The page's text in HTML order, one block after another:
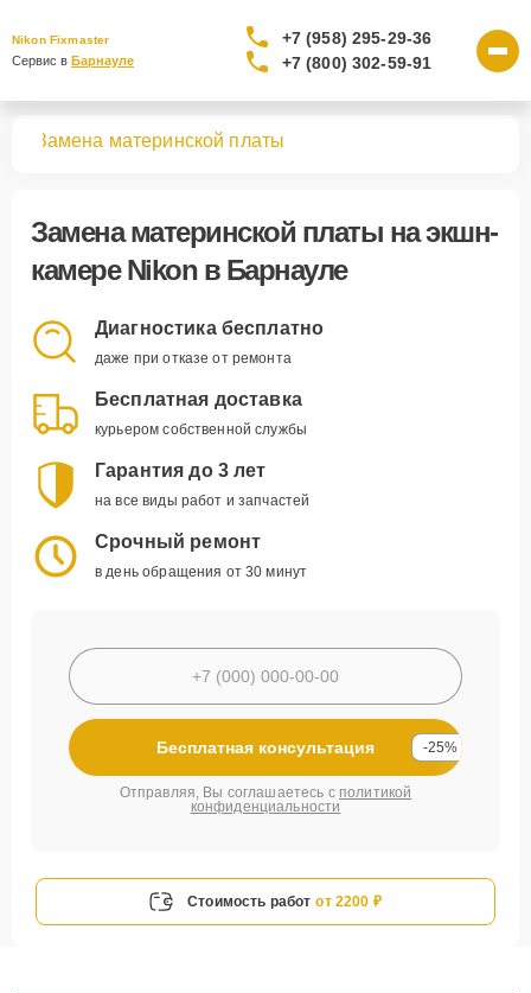
Nikon Fixmaster
Сервис в Барнауле
+7 (958) 295-29-36
+7 (800) 302-59-91
Замена материнской платы
Замена материнской платы на экшн-
камере Nikon в Барнауле
Диагностика бесплатно
даже при отказе от ремонта
Бесплатная доставка
курьером собственной службы
Гарантия до 3 лет
на все виды работ и запчастей
Срочный ремонт
в день обращения от 30 минут
Бесплатная консультация -25%
Отправляя, Вы соглашаетесь с политикой
конфиденциальности
Стоимость работ от 2200 ₽